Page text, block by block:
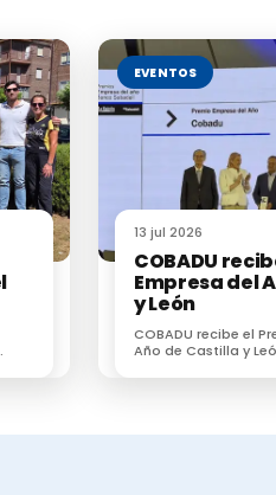
EVENTOS
13 jul 2026
COBADU
Empresa del
y León
COBADU recibe el
Año de Castilla y
futuro del medio